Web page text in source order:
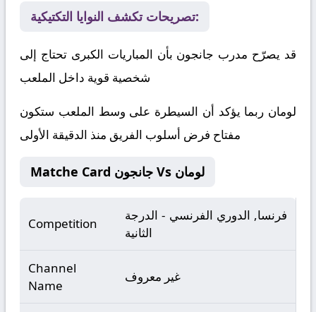
تصريحات تكشف النوايا التكتيكية:
قد يصرّح مدرب جانجون بأن المباريات الكبرى تحتاج إلى
شخصية قوية داخل الملعب
لومان ربما يؤكد أن السيطرة على وسط الملعب ستكون
مفتاح فرض أسلوب الفريق منذ الدقيقة الأولى
Matche Card جانجون Vs لومان
Competition
فرنسا, الدوري الفرنسي - الدرجة
الثانية
Channel
Name
غير معروف